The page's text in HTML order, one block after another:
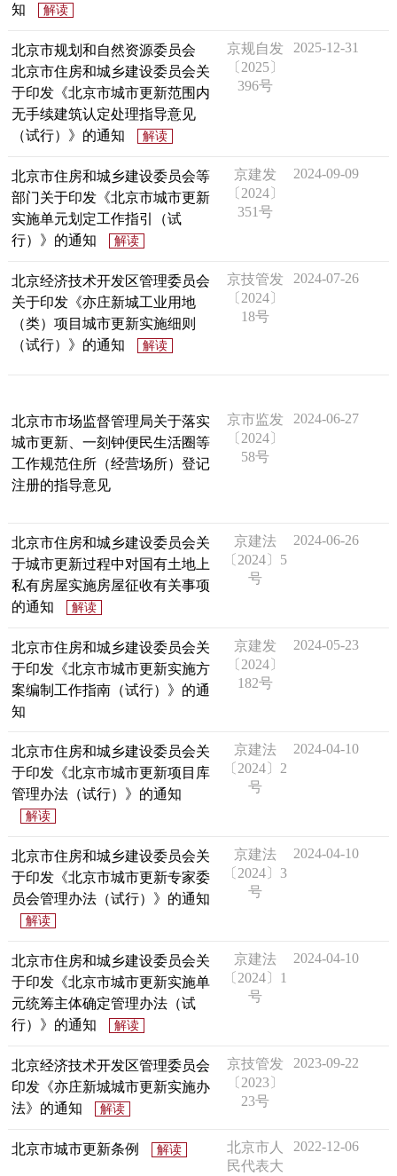
北京概况 十六区概览
绿色北京
多语种
ENGLISH 한국어
DEUTSCH FRANÇAIS РУССКИЙ ЯЗЫК
ESPAÑOL العربية
知
解读
北京市规划和自然资源委员会
北京市住房和城乡建设委员会关
于印发《北京市城市更新范围内
无手续建筑认定处理指导意见
（试行）》的通知
解读
京规自发
〔2025〕
396号
2025-12-31
北京市住房和城乡建设委员会等
部门关于印发《北京市城市更新
实施单元划定工作指引（试
行）》的通知
解读
京建发
〔2024〕
351号
2024-09-09
北京经济技术开发区管理委员会
关于印发《亦庄新城工业用地
（类）项目城市更新实施细则
（试行）》的通知
解读
京技管发
〔2024〕
18号
2024-07-26
北京市市场监督管理局关于落实
城市更新、一刻钟便民生活圈等
工作规范住所（经营场所）登记
注册的指导意见
京市监发
〔2024〕
58号
2024-06-27
北京市住房和城乡建设委员会关
于城市更新过程中对国有土地上
私有房屋实施房屋征收有关事项
的通知
解读
京建法
〔2024〕5
号
2024-06-26
北京市住房和城乡建设委员会关
于印发《北京市城市更新实施方
案编制工作指南（试行）》的通
知
​京建发
〔2024〕
182号
2024-05-23
北京市住房和城乡建设委员会关
于印发《北京市城市更新项目库
管理办法（试行）》的通知
解读
京建法
〔2024〕2
号
2024-04-10
北京市住房和城乡建设委员会关
于印发《北京市城市更新专家委
员会管理办法（试行）》的通知
解读
京建法
〔2024〕3
号
2024-04-10
北京市住房和城乡建设委员会关
于印发《北京市城市更新实施单
元统筹主体确定管理办法（试
行）》的通知
解读
京建法
〔2024〕1
号
2024-04-10
北京经济技术开发区管理委员会
印发《亦庄新城城市更新实施办
法》的通知
解读
京技管发
〔2023〕
23号
2023-09-22
北京市城市更新条例 解读
北京市人
民代表大
2022-12-06